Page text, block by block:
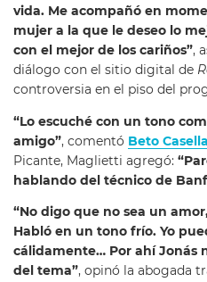
vida. Me acompañó en
mujer a la que le deseo lo
con el mejor de los cariños”,
diálogo con el sitio digital de
controversia en el piso del
“Lo escuché con un tono
amigo”, comentó Beto Casella
Picante, Maglietti agregó:
hablando del técnico de
“No digo que no sea un
Habló en un tono frío. Yo
cálidamente… Por ahí Jonás
del tema”, opinó la abogada